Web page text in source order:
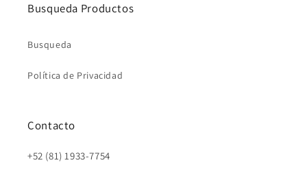
Busqueda Productos
Busqueda
Política de Privacidad
Contacto
+52 (81) 1933-7754